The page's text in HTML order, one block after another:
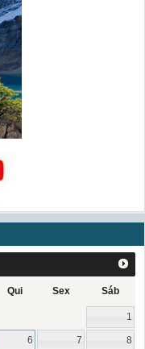
Qui Sex Sáb
1
6 7 8